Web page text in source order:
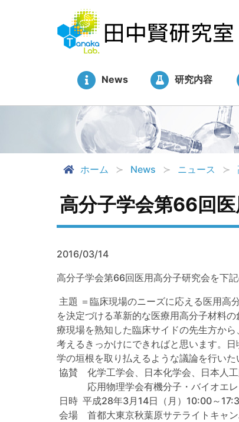
News 研究内容
ホーム News ニュース
高分子学会第66回医
2016/03/14
高分子学会第66回医用高分子研究会を下記
主題 ＝臨床現場のニーズに応える医用
を決定づける革新的な医療用高分子材料
療現場を熟知した臨床サイドの先生方か
考えるきっかけにできればと思います。
学の垣根を取り払えるような議論を行い
協賛 化学工学会、日本化学会、日本人
応用物理学会有機分子・バイオエレ
日時 平成28年3月14日（月）10:00～
会場 首都大東京秋葉原サテライトキャ